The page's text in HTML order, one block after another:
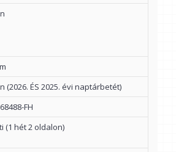
(2026. ÉS 2025. évi naptárbetét)
FH
(1 hét 2 oldalon)